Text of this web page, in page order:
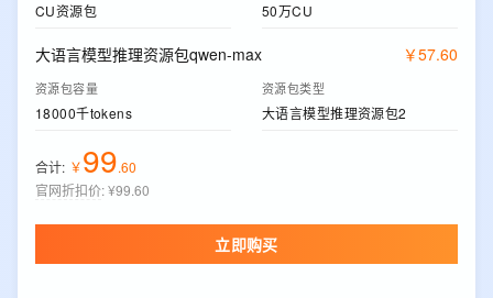
CU资源包 50万CU
大语言模型推理资源包qwen-max ￥57.60
资源包容量
18000千tokens
资源包类型
大语言模型推理资源包2
合计: ￥99.60
官网折扣价:¥99.60
立即购买